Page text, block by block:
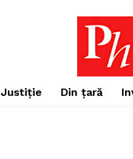
Justiție Din țară